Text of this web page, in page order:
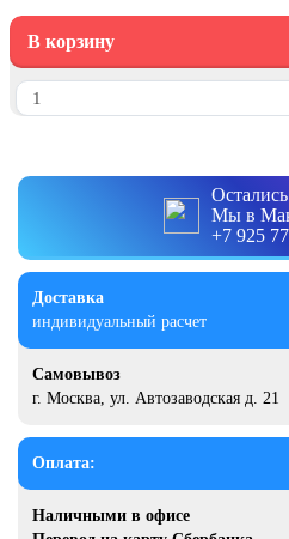
День матери (последнее воскресенье
ноября)
5 декабря, День начала
9 декабря, День Героев Отечества
12 декабря, День конституции РФ
20 декабря, День работника органов
безопасности
Новогоднее оформление
19 января, Крещение Господне
В корзину
Мы в
+7 925
Доставка
индивидуальный расчет
Самовывоз
г. Москва, ул. Автозаводская д. 21
Оплата:
Наличными в офисе